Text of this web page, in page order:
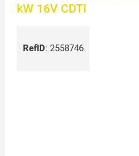
kW 16V CDTI
RefID: 2558746